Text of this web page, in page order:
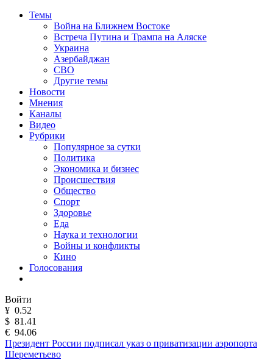
Темы
Война на Ближнем Востоке
Встреча Путина и Трампа на Аляске
Украина
Азербайджан
СВО
Другие темы
Новости
Мнения
Каналы
Видео
Рубрики
Популярное за сутки
Политика
Экономика и бизнес
Происшествия
Общество
Спорт
Здоровье
Еда
Наука и технологии
Войны и конфликты
Кино
Голосования
Войти
¥ 0.52
$ 81.41
€ 94.06
Президент России подписал указ о приватизации аэропорта
Шереметьево